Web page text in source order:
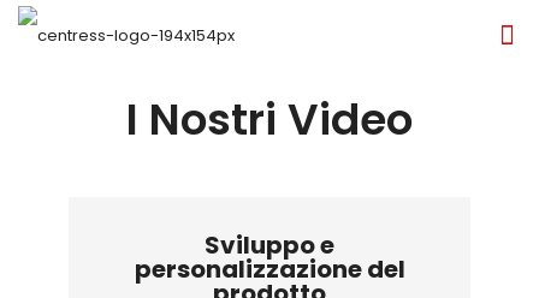
I Nostri Video
Sviluppo e
personalizzazione del